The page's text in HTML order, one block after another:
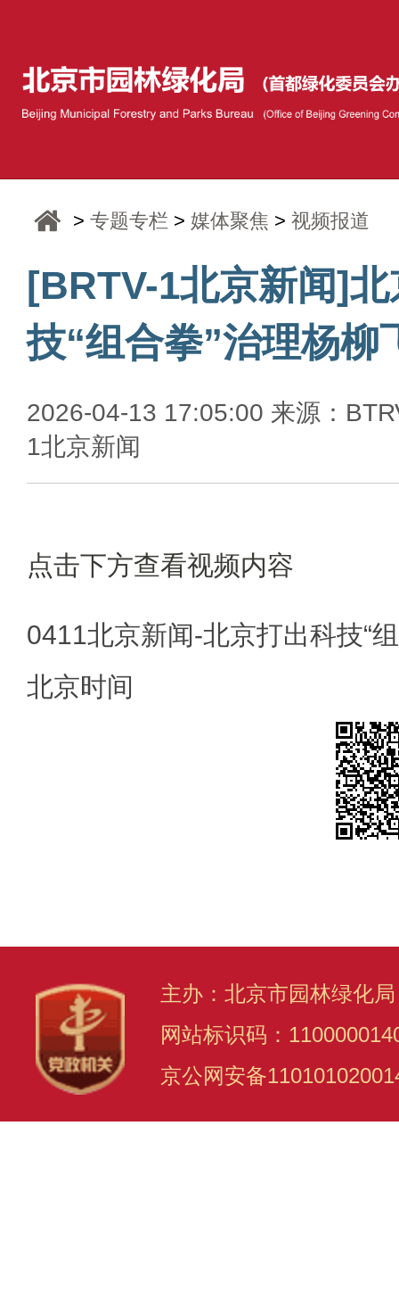
>专题专栏 >媒体聚焦 >视频报道
[BRTV-1北京新闻]
技“组合拳”治理杨柳
2026-04-13 17:05:00 来源：
1北京新闻
点击下方查看视频内容
0411北京新闻-北京打出科技“
北京时间
主办：北京市园林绿化
网站标识码：
京公网安备